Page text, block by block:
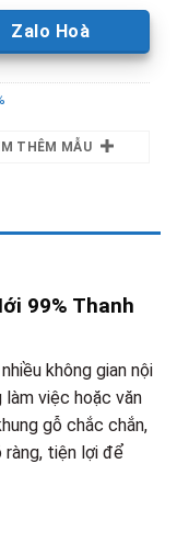
Zalo Hoà
THÊM MẪU
99% Thanh
không gian nội
làm việc hoặc văn
gỗ chắc chắn,
ràng, tiện lợi để